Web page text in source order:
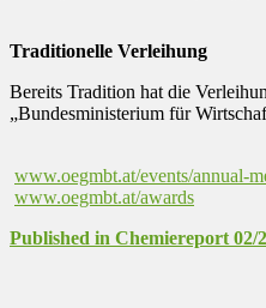
Traditionelle Verleihung
Bereits Tradition hat die
„Bundesministerium für
www.oegmbt.at/events/annual-
www.oegmbt.at/awards
Published in Chemiereport 02/